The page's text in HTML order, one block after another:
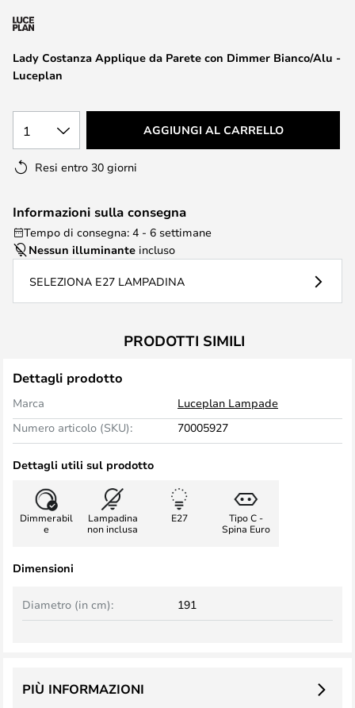
immagini
Lady Costanza Applique da Parete con Dimmer Bianco/Alu -
Luceplan
1 AGGIUNGI AL CARRELLO
Resi entro 30 giorni
Informazioni sulla consegna
Tempo di consegna: 4 - 6 settimane
Nessun illuminante incluso
SELEZIONA E27 LAMPADINA
PRODOTTI SIMILI
Dettagli prodotto
Marca
Luceplan Lampade
Numero articolo (SKU):
70005927
Dettagli utili sul prodotto
Dimmerabil
e
Lampadina
non inclusa
E27
Tipo C -
Spina Euro
Dimensioni
Diametro (in cm): 191
PIÙ INFORMAZIONI